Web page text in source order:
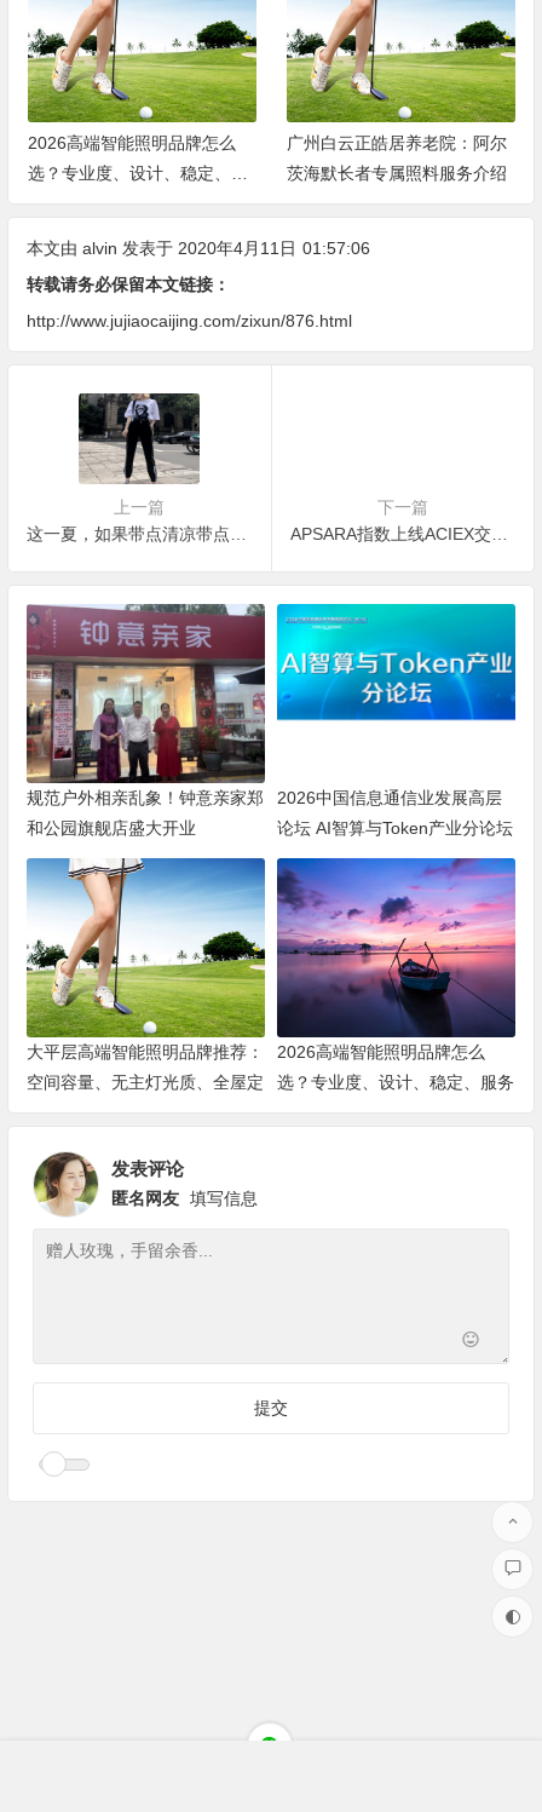
2026高端智能照明品牌怎么
选？专业度、设计、稳定、服
务四大维度深度盘点
广州白云正皓居养老院：阿尔
茨海默长者专属照料服务介绍
本文由 alvin 发表于 2020年4月11日 01:57:06
转载请务必保留本文链接：
http://www.jujiaocaijing.com/zixun/876.html
上一篇
下一篇
APSARA指数上线ACIEX交易所
规范户外相亲乱象！钟意亲家郑
和公园旗舰店盛大开业
2026中国信息通信业发展高层
论坛 AI智算与Token产业分论坛
顺利举办
大平层高端智能照明品牌推荐：
空间容量、无主灯光质、全屋定
制、长期售后四个维度全解析
2026高端智能照明品牌怎么
选？专业度、设计、稳定、服务
四大维度深度盘点
发表评论
匿名网友 填写信息